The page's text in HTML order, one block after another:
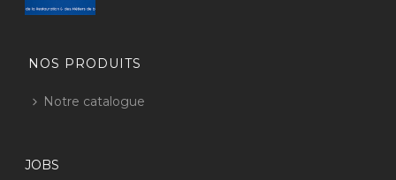
NOS PRODUITS
Notre catalogue
JOBS